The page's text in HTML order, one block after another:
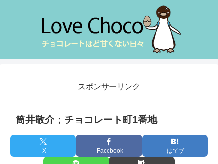
スポンサーリンク
筒井敬介；チョコレート町1番地
X Facebook はてブ